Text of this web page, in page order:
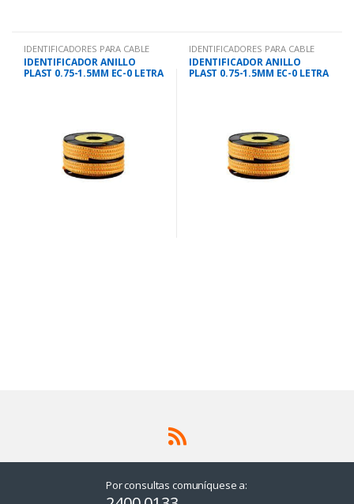
IDENTIFICADORES PARA CABLE
IDENTIFICADOR ANILLO
PLAST 0.75-1.5MM EC-0 LETRA
IDENTIFICADORES PARA CABLE
IDENTIFICADOR ANILLO
PLAST 0.75-1.5MM EC-0 LETRA
Por consultas comuníquese a: